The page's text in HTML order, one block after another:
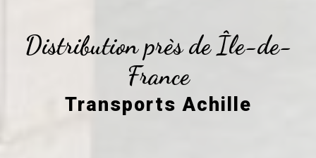
Distribution près de Île-de-
France
Transports Achille